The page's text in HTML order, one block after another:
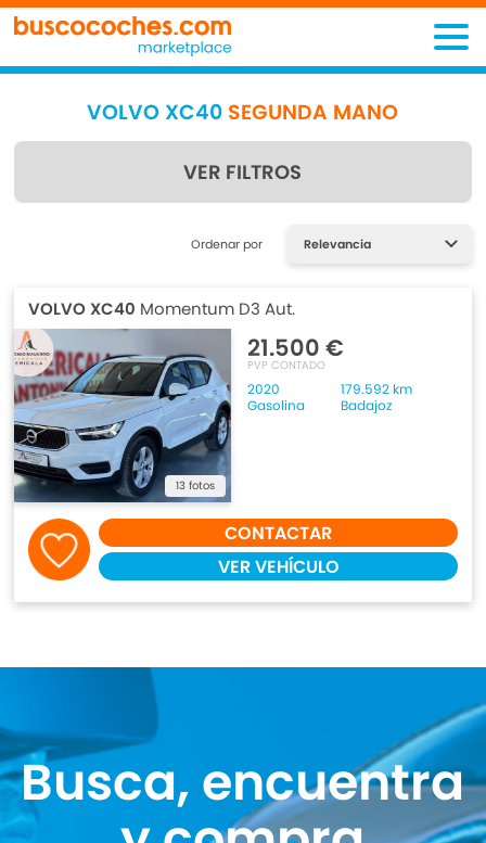
VOLVO XC40 SEGUNDA MANO
VER FILTROS
Encuentra lo que estás
Ordenar por
VOLVO XC40 Momentum D3 Aut.
13 fotos
21.500 €
PVP CONTADO
2020
179.592 km
Gasolina
Badajoz
CONTACTAR
VER VEHÍCULO
Busca, encuentra